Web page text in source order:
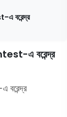
বরেন্দ্র
এ বরেন্দ্র